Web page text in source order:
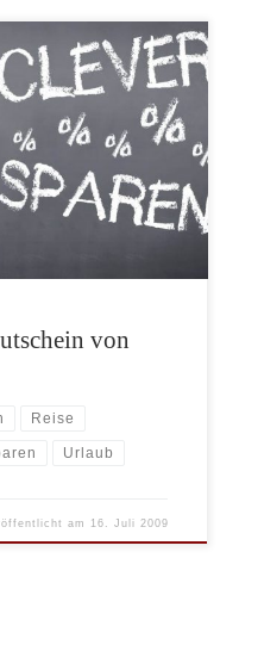
Gutscheinaktion. Wer
bei Expedia
einen Gutschein im
Hotel- oder Flug&Hotel-
finden Sie auf
Wir haben einen
für Sie
es […]
von
Reise
Urlaub
am 16. Juli 2009